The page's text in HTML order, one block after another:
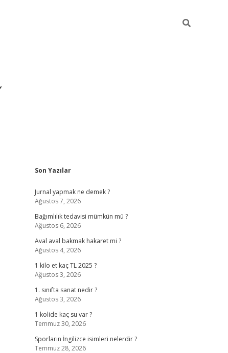
Sidebar
Son Yazılar
Jurnal yapmak ne demek ?
Ağustos 7, 2026
Bağımlılık tedavisi mümkün mü ?
Ağustos 6, 2026
Aval aval bakmak hakaret mi ?
Ağustos 4, 2026
1 kilo et kaç TL 2025 ?
Ağustos 3, 2026
1. sınıfta sanat nedir ?
Ağustos 3, 2026
1 kolide kaç su var ?
Temmuz 30, 2026
Sporların İngilizce isimleri nelerdir ?
Temmuz 28, 2026